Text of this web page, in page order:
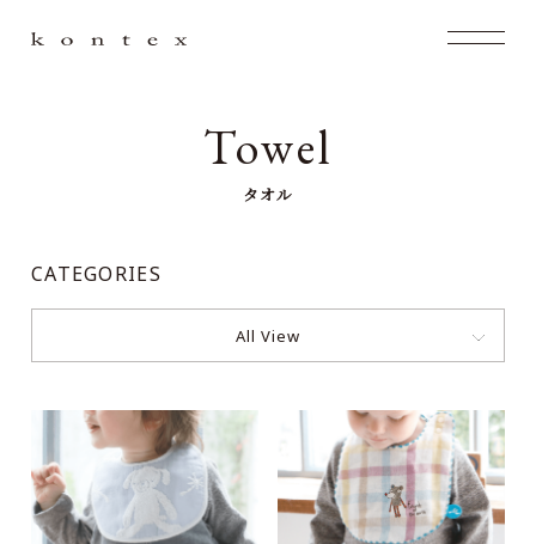
Towel
タオル
CATEGORIES
All View
マカロン スタイ Macaron baby bib
デュオ スタイ Duo baby bib
シュエット スタイ Chouette baby bib
ミュール スタイ Mule baby bib
メレンゲ スタイ Meringue baby bib
シュエット フード付バスタオル
メレンゲ フード付バスタオル
ミュール フード付バスタオル Mule hooded bath towel
クレア フード付バスタオル Claire hooded bath towel
パフ フード付バスタオル Puff hooded bath towel
フラッフィー フード付きバスタオル
マカロン フード付バスタオル
ナチュラルドット フード付バスタオル
SOF フード付バスタオル（恐竜）
デュオ フード付バスタオル Duo hooded bath towel
クレア スタイ Claire baby bib
フランチェック スタイ Franc check baby bib
トライアングル スタイ Triangle baby bib
キャレ スタイ Carré baby bib
ナチュラルドット スタイ Natural dots baby bib
マカロン スタイ Macaron baby bib
デュオ スタイ Duo baby bib
シュエット スタイ Chouette baby bib
ミュール スタイ Mule baby bib
メレンゲ スタイ Meringue baby bib